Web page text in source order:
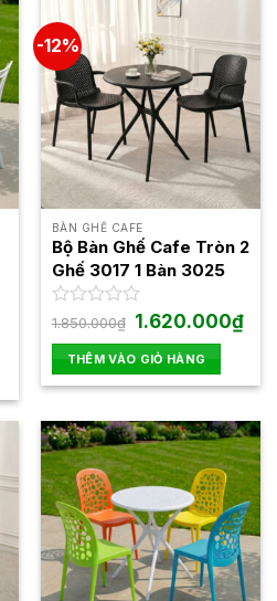
-12%
BÀN GHẾ CAFE
Bộ Bàn Ghế Cafe Tròn 2
Ghế 3017 1 Bàn 3025
Được
hạng
0
5
1.850.000₫ Giá
gốc
là:
1.850.000₫.
1.620.000₫Giá
hiện
THÊM VÀO GIỎ HÀNG